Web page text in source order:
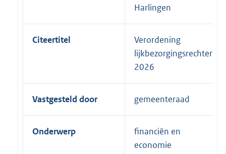
Harlingen
Citeertitel
Verordening
lijkbezorgingsrechten
2026
Vastgesteld door gemeenteraad
Onderwerp
financiën en
economie